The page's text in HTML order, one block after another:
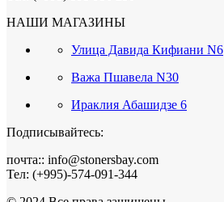
НАШИ МАГАЗИНЫ
Улица Давида Кифиани N6
Важа Пшавела N30
Ираклия Абашидзе 6
Подписывайтесь:
почта:: info@stonersbay.com
Тел: (+995)-574-091-344